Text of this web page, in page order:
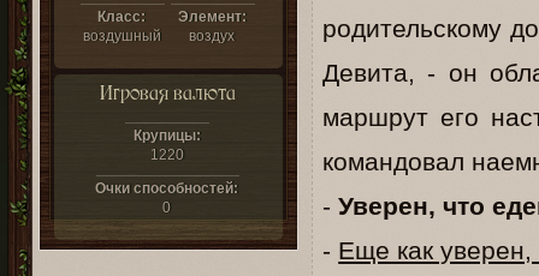
Класс:
воздушный
Элемент:
воздух
Игровая валюта
Крупицы:
1220
Очки способностей:
0
родительскому
Девита, - он
маршрут его
командовал
-Уверен, что
- Еще как уверен,